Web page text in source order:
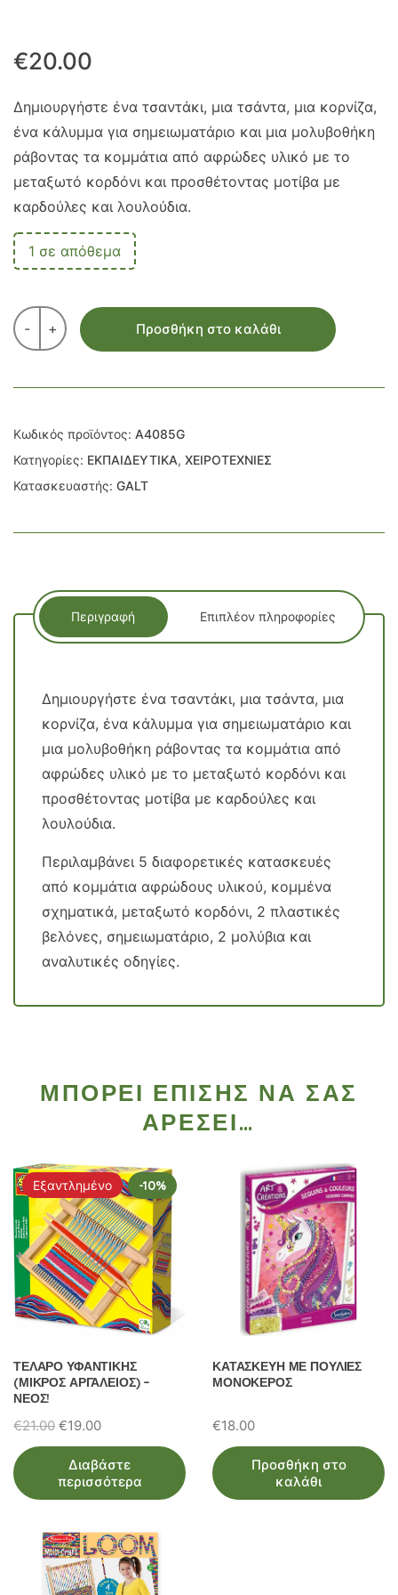
€20.00
Δημιουργήστε ένα τσαντάκι, μια τσάντα, μια κορνίζα,
ένα κάλυμμα για σημειωματάριο και μια μολυβοθήκη
ράβοντας τα κομμάτια από αφρώδες υλικό με το
μεταξωτό κορδόνι και προσθέτοντας μοτίβα με
καρδούλες και λουλούδια.
1 σε απόθεμα
- + Προσθήκη στο καλάθι
Κωδικός προϊόντος: A4085G
Κατηγορίες: ΕΚΠΑΙΔΕΥΤΙΚΑ, ΧΕΙΡΟΤΕΧΝΙΕΣ
Κατασκευαστής: GALT
Περιγραφή Επιπλέον πληροφορίες
Δημιουργήστε ένα τσαντάκι, μια τσάντα, μια
κορνίζα, ένα κάλυμμα για σημειωματάριο και
μια μολυβοθήκη ράβοντας τα κομμάτια από
αφρώδες υλικό με το μεταξωτό κορδόνι και
προσθέτοντας μοτίβα με καρδούλες και
λουλούδια.
Περιλαμβάνει 5 διαφορετικές κατασκευές
από κομμάτια αφρώδους υλικού, κομμένα
σχηματικά, μεταξωτό κορδόνι, 2 πλαστικές
βελόνες, σημειωματάριο, 2 μολύβια και
αναλυτικές οδηγίες.
ΜΠΟΡΕΊ ΕΠΊΣΗΣ ΝΑ ΣΑΣ
ΑΡΈΣΕΙ…
Εξαντλημένο -10%
ΤΕΛΑΡΟ ΥΦΑΝΤΙΚΗΣ
(ΜΙΚΡΟΣ ΑΡΓΑΛΕΙΟΣ) –
ΝΕΟΣ!
€21.00 Original
price
was:
€21.00.
€19.00Η
τρέχουσα
τιμή
είναι:
Διαβάστε
περισσότερα
ΚΑΤΑΣΚΕΥΗ ΜΕ ΠΟΥΛΙΕΣ
ΜΟΝΟΚΕΡΟΣ
€18.00
Προσθήκη στο
καλάθι